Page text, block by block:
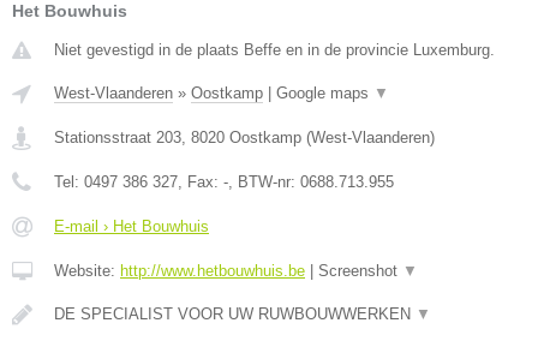
Het Bouwhuis
Niet gevestigd in de plaats Beffe en in de provincie Luxemburg.
West-Vlaanderen » Oostkamp Google maps ▼
Stationsstraat 203, 8020 Oostkamp (West-Vlaanderen)
Tel: 0497 386 327, Fax: -, BTW-nr: 0688.713.955
E-mail › Het Bouwhuis
Website: http://www.hetbouwhuis.be Screenshot ▼
DE SPECIALIST VOOR UW RUWBOUWWERKEN ▼